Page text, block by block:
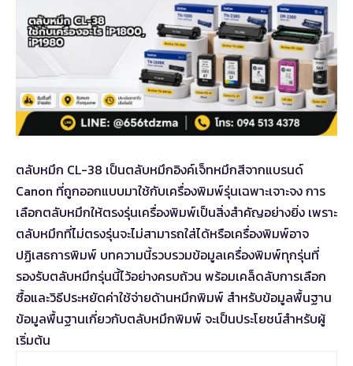
ตลับหมึก CL-38 เป็นตลับหมึกอิงค์เจ็ทหมึกสีจากแบรนด์
Canon ที่ถูกออกแบบมาใช้กับเครื่องพิมพ์รุ่นเฉพาะเจาะจง การ
เลือกตลับหมึกให้ตรงรุ่นเครื่องพิมพ์เป็นสิ่งสำคัญอย่างยิ่ง เพราะ
ตลับหมึกที่ไม่ตรงรุ่นจะไม่สามารถใส่ได้หรือเครื่องพิมพ์อาจ
ปฏิเสธการพิมพ์ บทความนี้รวบรวมข้อมูลเครื่องพิมพ์ทุกรุ่นที่
รองรับตลับหมึกรุ่นนี้ไว้อย่างครบถ้วน พร้อมเคล็ดลับการเลือก
ซื้อและวิธีประหยัดค่าใช้จ่ายด้านหมึกพิมพ์ สำหรับข้อมูลพื้นฐาน
ข้อมูลพื้นฐานเกี่ยวกับตลับหมึกพิมพ์ จะเป็นประโยชน์สำหรับผู้
เริ่มต้น